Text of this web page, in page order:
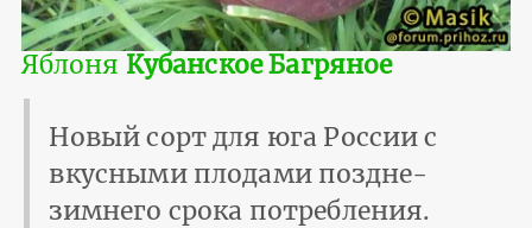
Яблоня Кубанское Багряное
Новый сорт для юга России с
вкусными плодами поздне-
зимнего срока потребления.